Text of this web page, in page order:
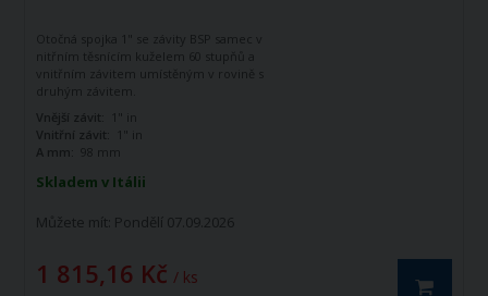
Skladem v Itálii
Můžete mít: Pondělí 07.09.2026
1 815,16 Kč / ks
Otočná spojka 1" se závity BSP samec v
nitřním těsnícím kuželem 60 stupňů a
vnitřním závitem umístěným v rovině s
druhým závitem.
Vnější závit:
1" in
Vnitřní závit:
1" in
A mm:
98 mm